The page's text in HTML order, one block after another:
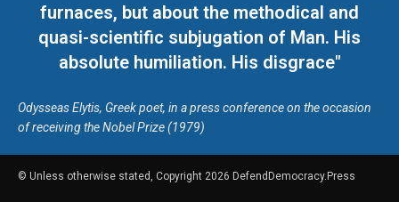
furnaces, but about the methodical and
quasi-scientific subjugation of Man. His
absolute humiliation. His disgrace"
Odysseas Elytis, Greek poet, in a press conference on the occasion
of receiving the Nobel Prize (1979)
© Unless otherwise stated, Copyright 2026 DefendDemocracy.Press